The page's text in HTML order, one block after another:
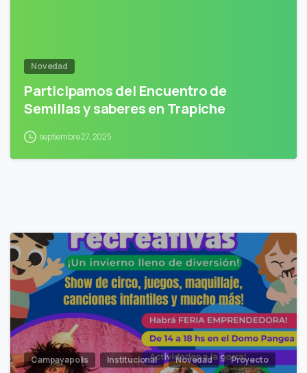
Novedad
Participamos del Encuentro de
Semillas y saberes en Trapiche
septiembre 27, 2025
Campayapolis Institucional Novedad Proyecto